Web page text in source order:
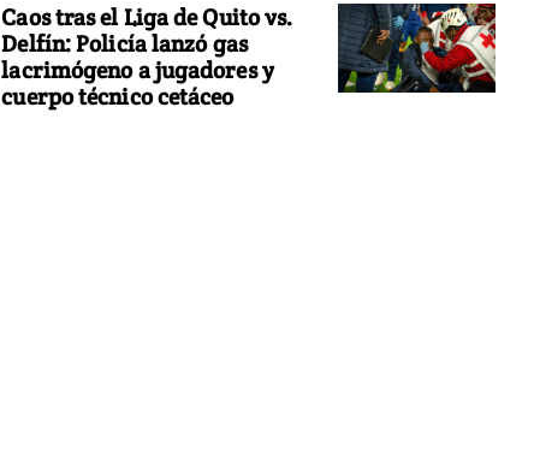
Caos tras el Liga de Quito vs.
Delfín: Policía lanzó gas
lacrimógeno a jugadores y
cuerpo técnico cetáceo